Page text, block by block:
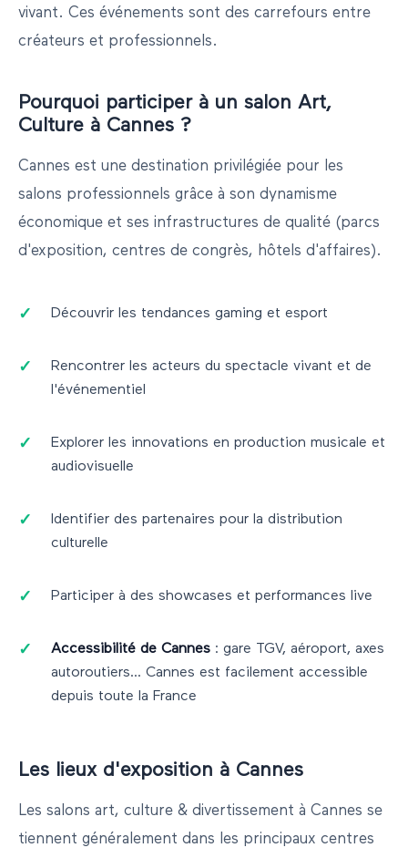
vivant. Ces événements sont des carrefours entre
créateurs et professionnels.
Pourquoi participer à un salon Art,
Culture à Cannes ?
Cannes est une destination privilégiée pour les
salons professionnels grâce à son dynamisme
économique et ses infrastructures de qualité (parcs
d'exposition, centres de congrès, hôtels d'affaires).
Découvrir les tendances gaming et esport
Rencontrer les acteurs du spectacle vivant et de
l'événementiel
Explorer les innovations en production musicale et
audiovisuelle
Identifier des partenaires pour la distribution
culturelle
Participer à des showcases et performances live
Accessibilité de Cannes : gare TGV, aéroport, axes
autoroutiers... Cannes est facilement accessible
depuis toute la France
Les lieux d'exposition à Cannes
Les salons art, culture & divertissement à Cannes se
tiennent généralement dans les principaux centres